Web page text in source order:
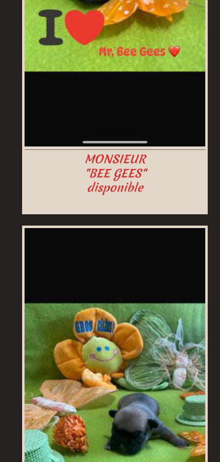
MONSIEUR
"BEE GEES"
disponible